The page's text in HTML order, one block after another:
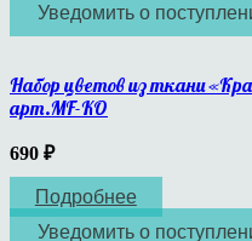
Уведомить о
Набор цветов из ткани
арт.MF-KO
690 ₽
Подробнее
Уведомить о